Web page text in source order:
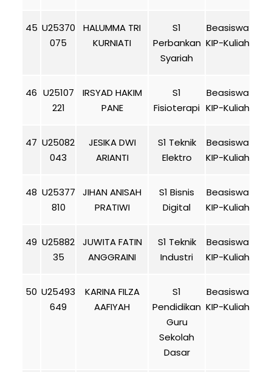
45 U25370
075
HALUMMA TRI
KURNIATI
S1
Perbankan
Syariah
Beasiswa
KIP-Kuliah
46 U25107
221
IRSYAD HAKIM
PANE
S1
Fisioterapi
Beasiswa
KIP-Kuliah
47 U25082
043
JESIKA DWI
ARIANTI
S1 Teknik
Elektro
Beasiswa
KIP-Kuliah
48 U25377
810
JIHAN ANISAH
PRATIWI
S1 Bisnis
Digital
Beasiswa
KIP-Kuliah
49 U25882
35
JUWITA FATIN
ANGGRAINI
S1 Teknik
Industri
Beasiswa
KIP-Kuliah
50 U25493
649
KARINA FILZA
AAFIYAH
S1
Pendidikan
Guru
Sekolah
Dasar
Beasiswa
KIP-Kuliah